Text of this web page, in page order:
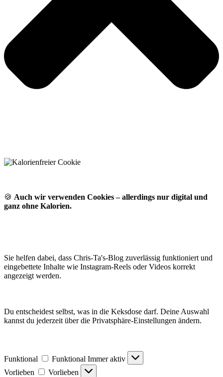
🍪 Auch wir verwenden Cookies – allerdings nur digital und
ganz ohne Kalorien.
Sie helfen dabei, dass Chris-Ta's-Blog zuverlässig funktioniert und
eingebettete Inhalte wie Instagram-Reels oder Videos korrekt
angezeigt werden.
Du entscheidest selbst, was in die Keksdose darf. Deine Auswahl
kannst du jederzeit über die Privatsphäre-Einstellungen ändern.
Funktional Funktional Immer aktiv
Vorlieben
Vorlieben